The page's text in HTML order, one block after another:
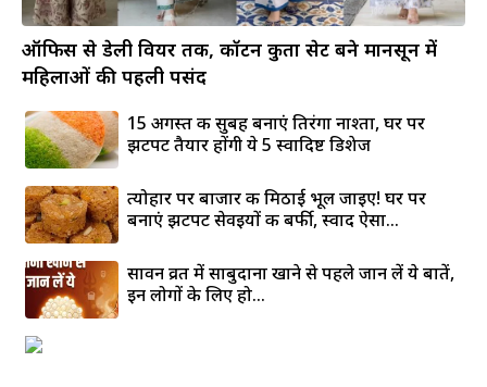
ऑफिस से डेली वियर तक, कॉटन कुर्ता सेट बने मानसून में
महिलाओं की पहली पसंद
15 अगस्त की सुबह बनाएं तिरंगा नाश्ता, घर पर
झटपट तैयार होंगी ये 5 स्वादिष्ट डिशेज
त्योहार पर बाजार की मिठाई भूल जाइए! घर पर
बनाएं झटपट सेवइयों की बर्फी, स्वाद ऐसा...
सावन व्रत में साबुदाना खाने से पहले जान लें ये बातें,
इन लोगों के लिए हो...